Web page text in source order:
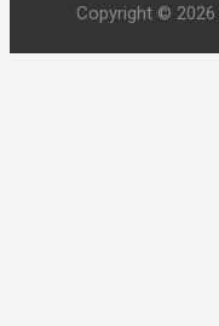
Copyright © 2026